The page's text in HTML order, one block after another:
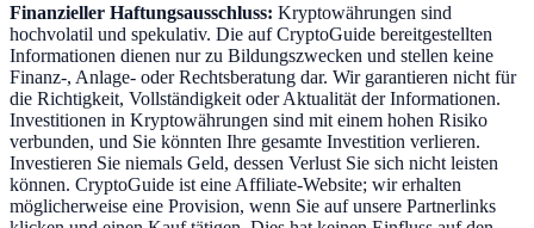
Finanzieller Haftungsausschluss: Kryptowährungen sind
hochvolatil und spekulativ. Die auf CryptoGuide bereitgestellten
Informationen dienen nur zu Bildungszwecken und stellen keine
Finanz-, Anlage- oder Rechtsberatung dar. Wir garantieren nicht für
die Richtigkeit, Vollständigkeit oder Aktualität der Informationen.
Investitionen in Kryptowährungen sind mit einem hohen Risiko
verbunden, und Sie könnten Ihre gesamte Investition verlieren.
Investieren Sie niemals Geld, dessen Verlust Sie sich nicht leisten
können. CryptoGuide ist eine Affiliate-Website; wir erhalten
möglicherweise eine Provision, wenn Sie auf unsere Partnerlinks